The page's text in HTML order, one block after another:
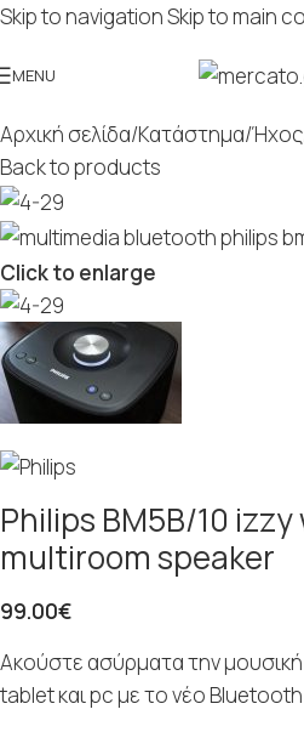
Skip to navigationSkip to main
MENU
Αρχική σελίδα/Κατάστημα/
Back to products
Click to enlarge
Philips BM5B/10
multiroom speaker
99.00€
Ακούστε ασύρματα την
tablet και pc με το νέο Bluetooth